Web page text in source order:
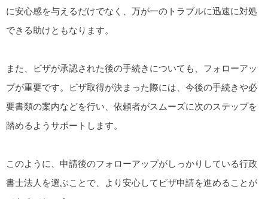
に安心感を与えるだけでなく、万が一のトラブルに迅速に対処
できる助けともなります。
また、ビザが承認された後の手続きについても、フォローアッ
プが重要です。ビザ取得が決まった際には、今後の手続きや必
要書類の案内などを行い、依頼者がスムーズに次のステップを
踏めるようサポートします。
このように、申請後のフォローアップがしっかりしている行政
書士法人を選ぶことで、より安心してビザ申請を進めることが